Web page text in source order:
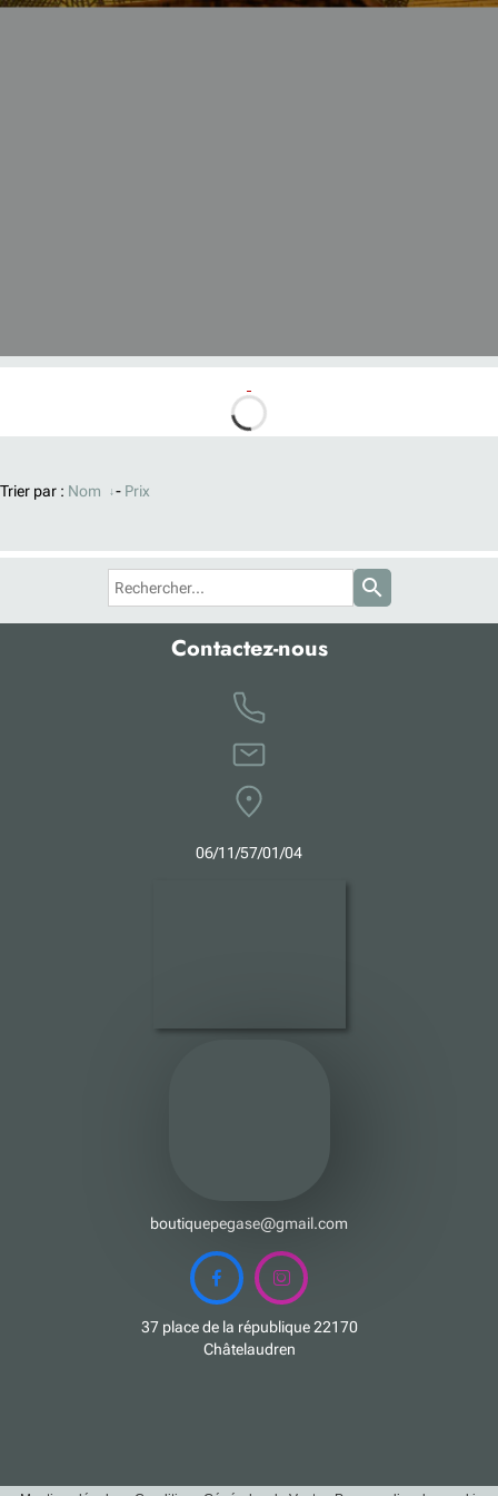
Trier par : Nom - Prix
search
Contactez-nous
06/11/57/01/04
boutiquepegase@gmail.com
 
37 place de la république 22170
Châtelaudren